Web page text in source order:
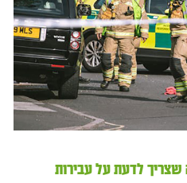
לדעת על עבירות